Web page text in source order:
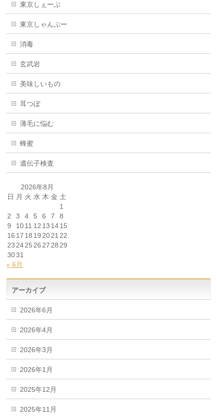
東京しぇーぶ
東京しゃんぷー
消毒
玄武岩
美味しいもの
耳つぼ
薄毛に悩む
蜂蜜
遺伝子検査
2026年8月
日 月 火 水 木 金 土
1
2
3 4 5 6 7
8
9
1011 12 13 1415
16 17 18 19 2021 22
23 2425 26 27 28 29
3031
« 6月
アーカイブ
2026年6月
2026年4月
2026年3月
2026年1月
2025年12月
2025年11月